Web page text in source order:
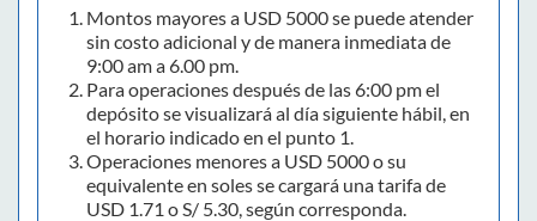
Montos mayores a USD 5000 se puede atender
sin costo adicional y de manera inmediata de
9:00 am a 6.00 pm.
Para operaciones después de las 6:00 pm el
depósito se visualizará al día siguiente hábil, en
el horario indicado en el punto 1.
Operaciones menores a USD 5000 o su
equivalente en soles se cargará una tarifa de
USD 1.71 o S/ 5.30, según corresponda.